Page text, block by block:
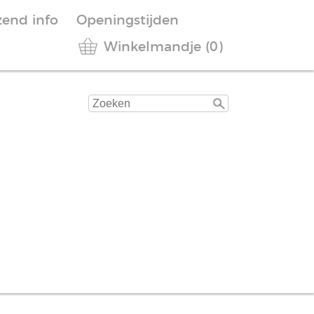
info Openingstijden
Winkelmandje (0)